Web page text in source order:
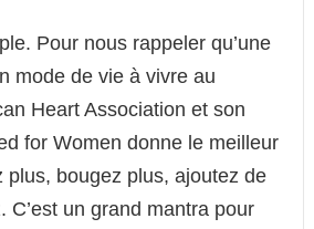
Pour nous rappeler qu’une
mode de vie à vivre au
Heart Association et son
for Women donne le meilleur
plus, bougez plus, ajoutez de
C’est un grand mantra pour